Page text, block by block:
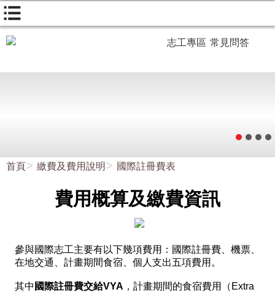
志工專區 常見問答
首頁 繳費及費用說明 國際註冊費表
費用概算及繳費資訊
參與國際志工主要有以下幾項費用：國際註冊費、機票、
在地交通、計畫期間食宿、個人支出五項費用。
其中 國際註冊費交給VYA ，計畫期間的食宿費用（Extra